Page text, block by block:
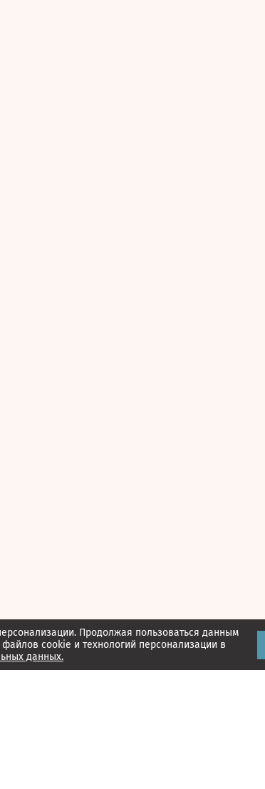
Продолжая пользоваться данным
cookie и технологий персонализации в
данных.